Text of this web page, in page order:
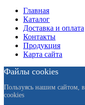
Главная
Каталог
Доставка и оплата
Контакты
Продукция
Карта сайта
Файлы cookies
Пользуясь нашим сайтом,
cookies